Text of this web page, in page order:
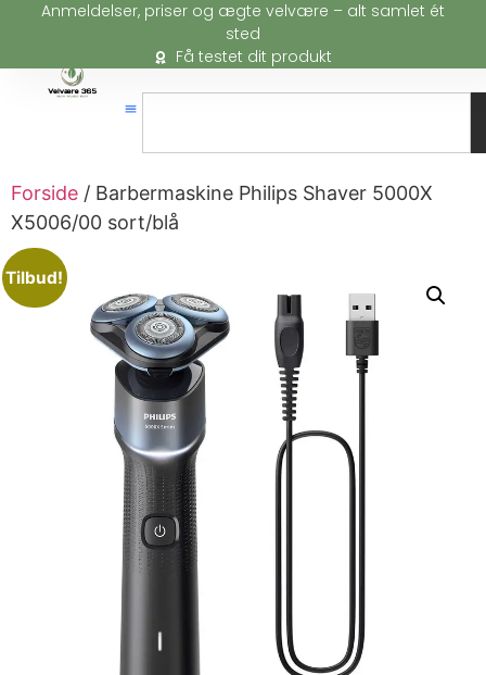
Anmeldelser, priser og ægte velvære – alt samlet ét
sted
Få testet dit produkt
Forside / Barbermaskine Philips Shaver 5000X
X5006/00 sort/blå
Tilbud!